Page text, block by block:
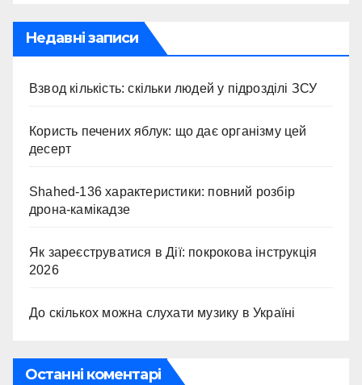
Недавні записи
Взвод кількість: скільки людей у підрозділі ЗСУ
Користь печених яблук: що дає організму цей
десерт
Shahed-136 характеристики: повний розбір
дрона-камікадзе
Як зареєструватися в Дії: покрокова інструкція
2026
До скількох можна слухати музику в Україні
Останні коментарі